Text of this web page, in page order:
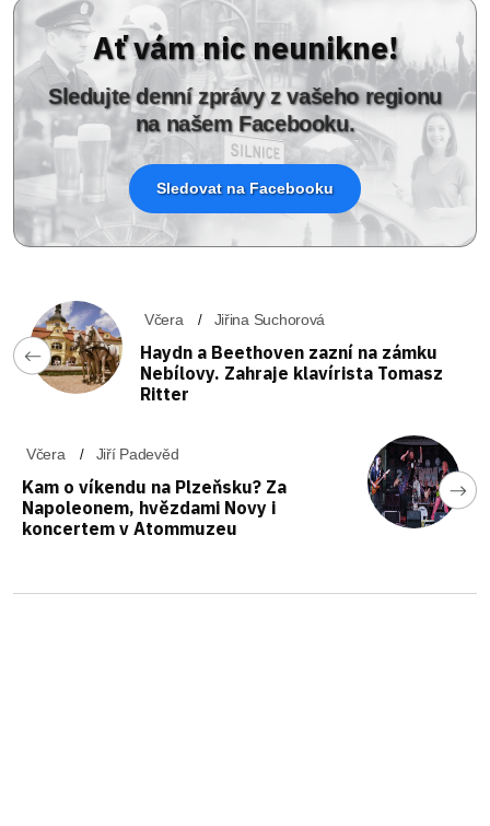
Ať vám nic neunikne!
Sledujte denní zprávy z vašeho regionu
na našem Facebooku.
Sledovat na Facebooku
Včera Jiřina Suchorová
Haydn a Beethoven zazní na zámku
Nebílovy. Zahraje klavírista Tomasz
Ritter
Včera Jiří Padevěd
Kam o víkendu na Plzeňsku? Za
Napoleonem, hvězdami Novy i
koncertem v Atommuzeu